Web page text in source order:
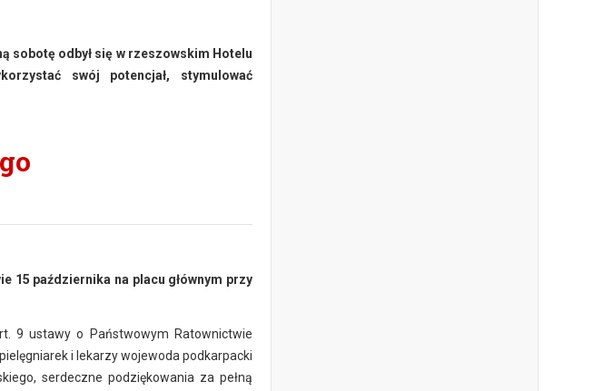
sobotę odbył się w rzeszowskim Hotelu
swój potencjał, stymulować
15 października na placu głównym przy
9 ustawy o Państwowym Ratownictwie
i lekarzy wojewoda podkarpacki
serdeczne podziękowania za pełną